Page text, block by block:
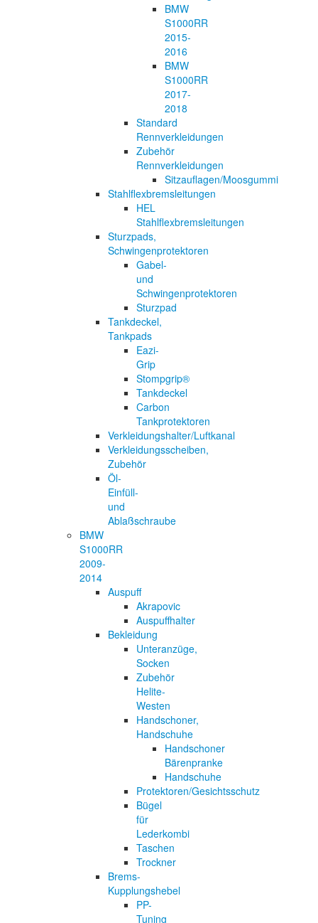
BMW
S1000RR
2015-
2016
BMW
S1000RR
2017-
2018
Standard
Rennverkleidungen
Zubehör
Rennverkleidungen
Sitzauflagen/Moosgummi
Stahlflexbremsleitungen
HEL
Stahlflexbremsleitungen
Sturzpads,
Schwingenprotektoren
Gabel-
und
Schwingenprotektoren
Sturzpad
Tankdeckel,
Tankpads
Eazi-
Grip
Stompgrip®
Tankdeckel
Carbon
Tankprotektoren
Verkleidungshalter/Luftkanal
Verkleidungsscheiben,
Zubehör
Öl-
Einfüll-
und
Ablaßschraube
BMW
S1000RR
2009-
2014
Auspuff
Akrapovic
Auspuffhalter
Bekleidung
Unteranzüge,
Socken
Zubehör
Helite-
Westen
Handschoner,
Handschuhe
Handschoner
Bärenpranke
Handschuhe
Protektoren/Gesichtsschutz
Bügel
für
Lederkombi
Taschen
Trockner
Brems-
Kupplungshebel
PP-
Tuning